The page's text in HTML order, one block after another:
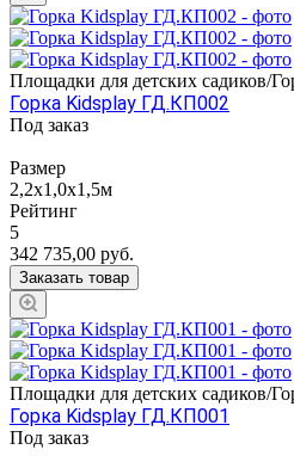
Площадки для детских садиков/
Горка Kidsplay ГД.КП002
Под заказ
Размер
2,2х1,0х1,5м
Рейтинг
5
342 735,00 руб.
Заказать товар
Площадки для детских садиков/
Горка Kidsplay ГД.КП001
Под заказ